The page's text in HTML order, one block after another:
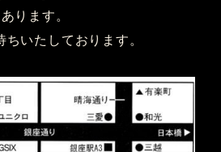
ります。
いたしております。